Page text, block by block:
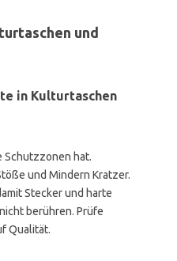
und
in Kulturtaschen
Schutzzonen hat.
und Mindern Kratzer.
Stecker und harte
berühren. Prüfe
Qualität.